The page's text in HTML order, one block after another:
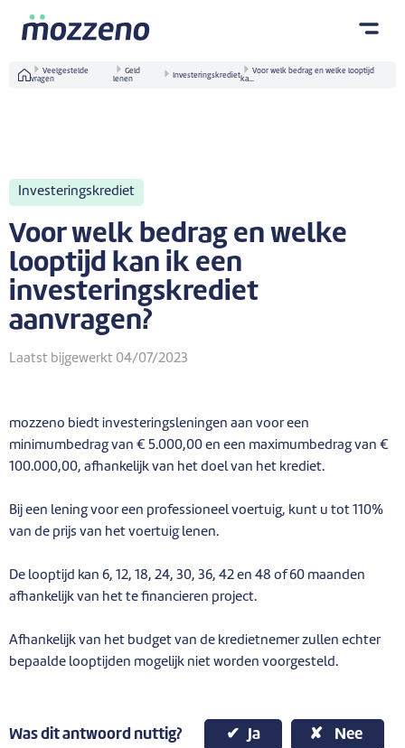
Veelgestelde
vragen
Geld
lenen
Investeringskrediet
Voor welk bedrag en welke looptijd
ka...
Investeringskrediet
Voor welk bedrag en welke
looptijd kan ik een
investeringskrediet
aanvragen?
Laatst bijgewerkt 04/07/2023
mozzeno biedt investeringsleningen aan voor een
minimumbedrag van € 5.000,00 en een maximumbedrag van €
100.000,00, afhankelijk van het doel van het krediet.
Bij een lening voor een professioneel voertuig, kunt u tot 110%
van de prijs van het voertuig lenen.
De looptijd kan 6, 12, 18, 24, 30, 36, 42 en 48 of 60 maanden
afhankelijk van het te financieren project.
Afhankelijk van het budget van de kredietnemer zullen echter
bepaalde looptijden mogelijk niet worden voorgesteld.
Was dit antwoord nuttig? Ja Nee